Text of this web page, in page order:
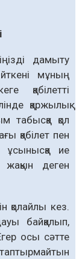
дамыту
мұның
қабілетті
қаржылық
табысқа қол
қабілет пен
ұсынысқа ие
деген
қолайлы кез.
байқалып,
осы сәтте
таптырмайтын